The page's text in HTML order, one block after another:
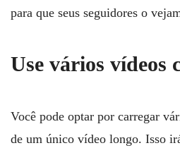
para que seus seguidores o
Use vários vídeos
Você pode optar por carregar
de um único vídeo longo. Isso